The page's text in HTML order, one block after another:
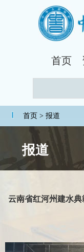
首页
首页 > 报道
报道
云南省红河州建水